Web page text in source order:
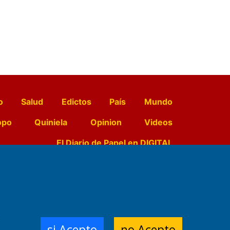
Salud Edictos País
Mundo
Quiniela Opinion
Videos
El Diario de Papel en DIGITAL